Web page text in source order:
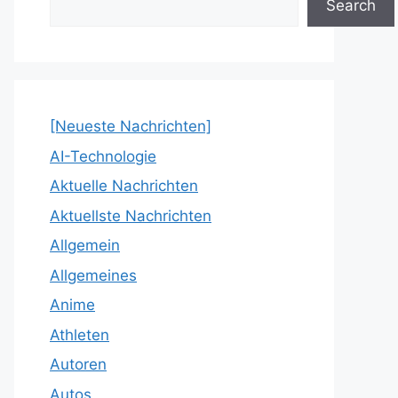
Search
[Neueste Nachrichten]
AI-Technologie
Aktuelle Nachrichten
Aktuellste Nachrichten
Allgemein
Allgemeines
Anime
Athleten
Autoren
Autos